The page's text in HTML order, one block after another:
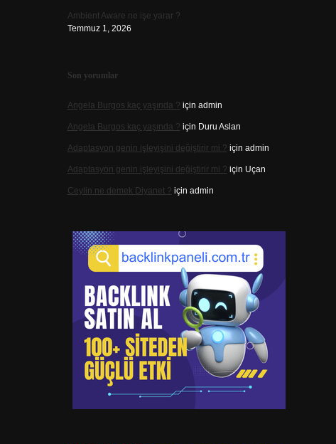
Ambient Aware ne işe yarar ?
Temmuz 1, 2026
Son yorumlar
Angela Burgos kaç yaşında ? için admin
Angela Burgos kaç yaşında ? için Duru Aslan
Adaptasyon genin işleyişini değiştirir mi ? için admin
Adaptasyon genin işleyişini değiştirir mi ? için Uçan
Ceylin ne demek Diyanet ? için admin